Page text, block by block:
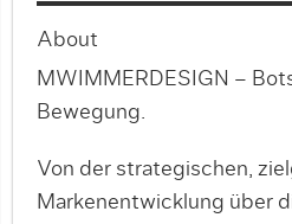
About
MWIMMERDESIGN –
Bewegung.
Von der strategischen,
Markenentwicklung über